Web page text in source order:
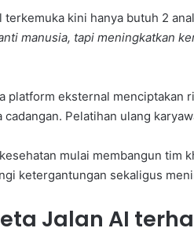
terkemuka kini hanya butuh 2
manusia, tapi meningkatkan
platform eksternal menciptakan
cadangan. Pelatihan ulang
mulai membangun tim
ketergantungan sekaligus
Jalan AI